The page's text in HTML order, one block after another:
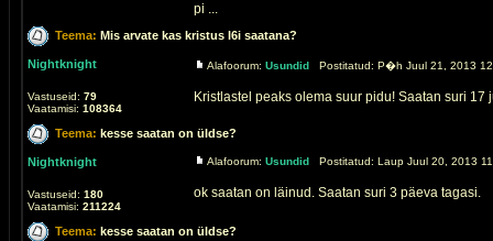
pi ...
Teema: Mis arvate kas kristus l6i saatana?
Nightknight
Vastuseid: 79
Vaatamisi: 108364
Alafoorum: Usundid Postitatud: P�h Juul 21, 2013
Kristlastel peaks olema suur pidu! Saatan suri
Teema: kesse saatan on üldse?
Nightknight
Vastuseid: 180
Vaatamisi: 211224
Alafoorum: Usundid Postitatud: Laup Juul 20, 2013
ok saatan on läinud. Saatan suri 3 päeva tagasi.
Teema: kesse saatan on üldse?